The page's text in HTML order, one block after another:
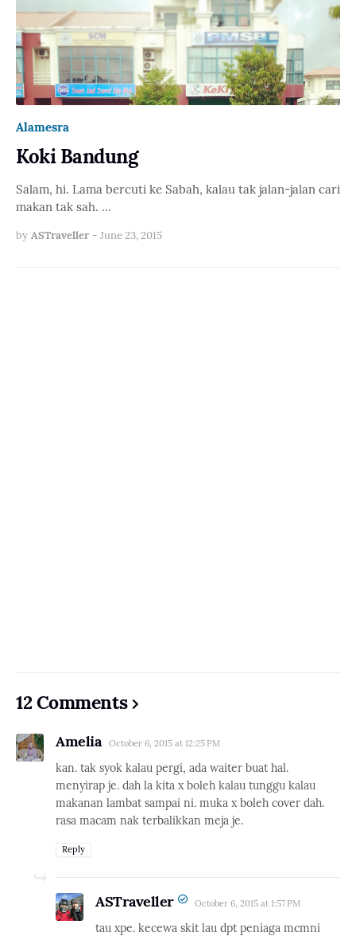
Alamesra
Koki Bandung
Salam, hi. Lama bercuti ke Sabah, kalau tak jalan-jalan cari
makan tak sah. …
by ASTraveller - June 23, 2015
12 Comments
Amelia October 6, 2015 at 12:25 PM
kan. tak syok kalau pergi, ada waiter buat hal.
menyirap je. dah la kita x boleh kalau tunggu kalau
makanan lambat sampai ni. muka x boleh cover dah.
rasa macam nak terbalikkan meja je.
Reply
ASTraveller October 6, 2015 at 1:57 PM
tau xpe. kecewa skit lau dpt peniaga mcmni